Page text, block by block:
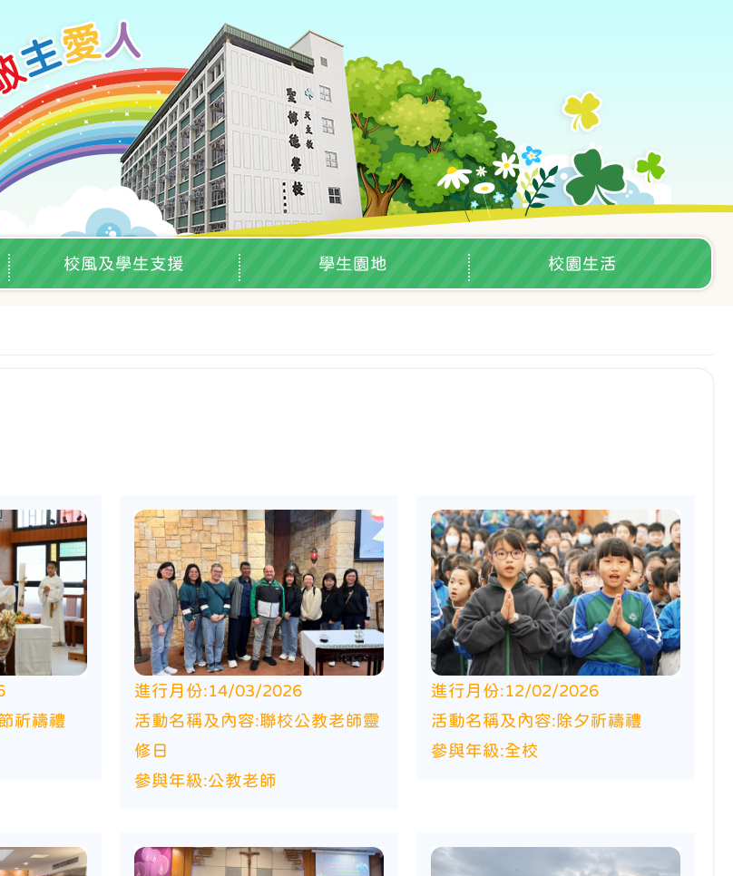
校風及學生支援 學生園地 校園生活
祈禱禮
進行月份:14/03/2026
活動名稱及內容:聯校公教老師靈
修日
參與年級:公教老師
進行月份:12/02/2026
活動名稱及內容: 除夕祈禱禮
參與年級:全校